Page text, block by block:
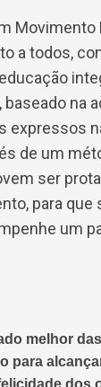
Movimento
a todos,
na
expressos
de um
ser
para que
um
melhor
para